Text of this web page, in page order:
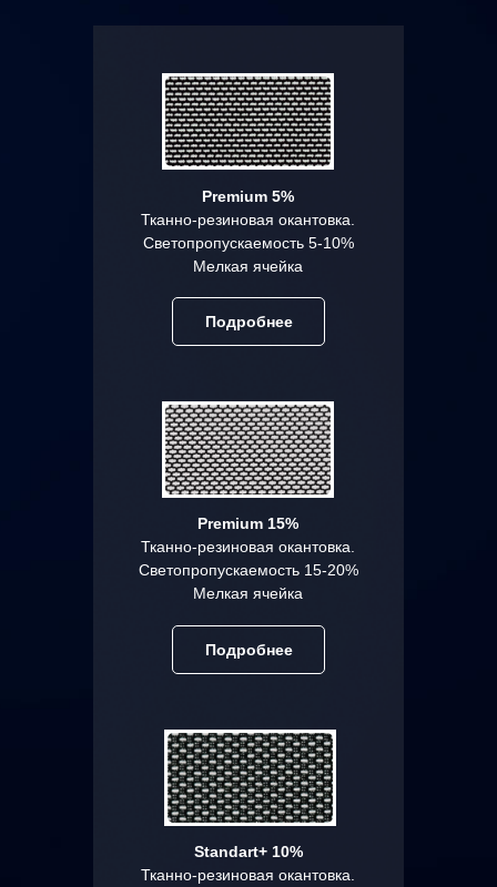
Premium 5%
Тканно-резиновая окантовка.
Светопропускаемость 5-10%
Мелкая ячейка
Premium 15%
Тканно-резиновая окантовка.
Светопропускаемость 15-20%
Мелкая ячейка
Standart+ 10%
Тканно-резиновая окантовка.
Подробнее
Подробнее